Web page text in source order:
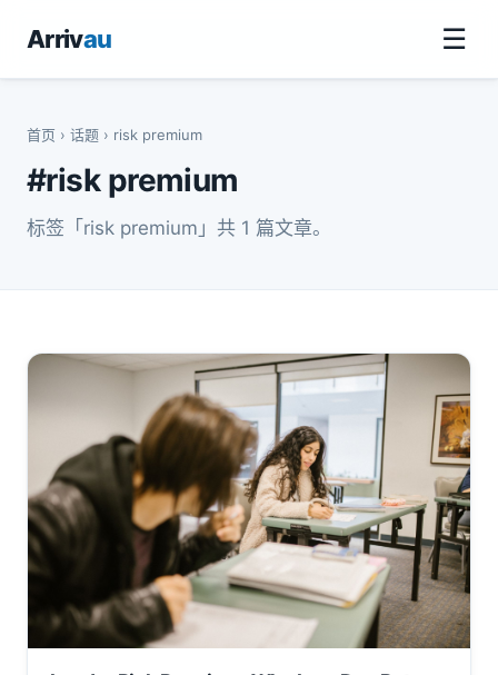
Arrivau ☰
首页 › 话题 › risk premium
#risk premium
标签「risk premium」共 1 篇文章。